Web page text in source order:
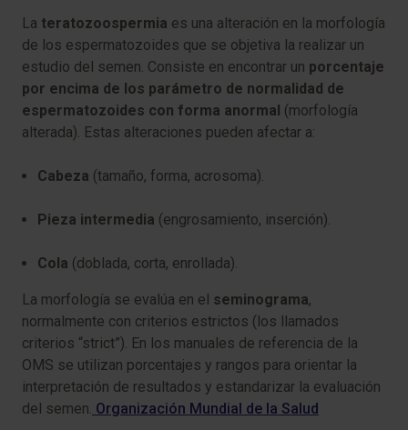
La teratozoospermia es una alteración en la morfología
de los espermatozoides que se objetiva la realizar un
estudio del semen. Consiste en encontrar un porcentaje
por encima de los parámetro de normalidad de
espermatozoides con forma anormal (morfología
alterada). Estas alteraciones pueden afectar a:
Cabeza (tamaño, forma, acrosoma).
Pieza intermedia (engrosamiento, inserción).
Cola (doblada, corta, enrollada).
La morfología se evalúa en el seminograma,
normalmente con criterios estrictos (los llamados
criterios “strict”). En los manuales de referencia de la
OMS se utilizan porcentajes y rangos para orientar la
interpretación de resultados y estandarizar la evaluación
del semen. Organización Mundial de la Salud